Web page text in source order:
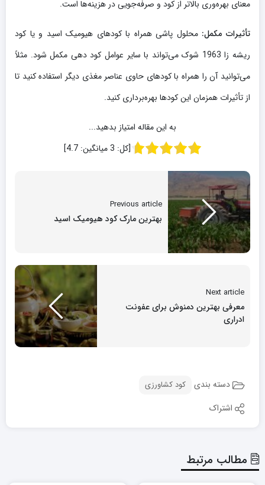
معنای بهره‌وری بالاتر از کود و صرفه‌جویی در هزینه‌ها است.
تأثیرات مکمل: محلول پاشی همراه با کودهای هیومیک اسید و یا کود
ریشه زا 1963 شوک می‌تواند با سایر عوامل کود دهی مکمل شود. مثلاً
می‌توانید آن را همراه با کودهای حاوی عناصر مغذی دیگر استفاده کنید تا
از تأثیرات همزمان این کودها بهره‌برداری کنید.
به این مقاله امتیاز بدهید...
[کل: 3میانگین:4.7
]
Previous article
بهترین مارک کود هیومیک اسید
Next article
معرفی بهترین دمنوش برای عفونت
ادراری
دسته بندی کود کشاورزی
اشتراک
مطالب مرتبط